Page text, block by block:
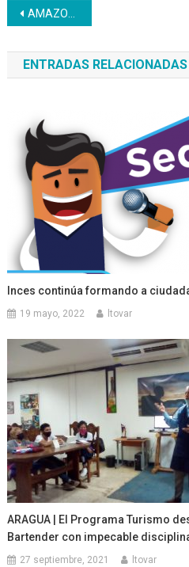
Navegación
de
entradas
AMAZONAS | PDVAL Recibe formación de atención al público
ENTRADAS RELACIONADAS
Inces continúa formando a
19 mayo, 2022 ltovar
ARAGUA | El Programa Turismo
Bartender con impecable
27 septiembre, 2021 ltovar